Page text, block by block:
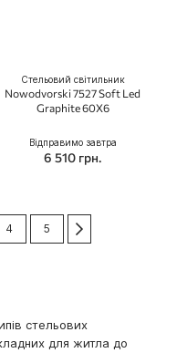
Стельовий світильник
Nowodvorski 7527 Soft Led
Graphite 60X6
Відправимо завтра
6 510 грн.
reading page
Сторінка
4 Сторінка
5 Сторінка
Далі
стельових
для житла до